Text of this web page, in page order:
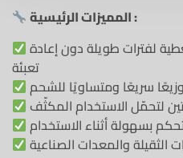
المميزات الرئيسية :
سعة كبيرة 12 لتر لضمان تغطية لفترات طويلة دون إعادة
تعبئة
سريعًا ومتساويًا للشحم
لتحمّل الاستخدام المكثّف
بسهولة أثناء الاستخدام
الثقيلة والمعدات الصناعية